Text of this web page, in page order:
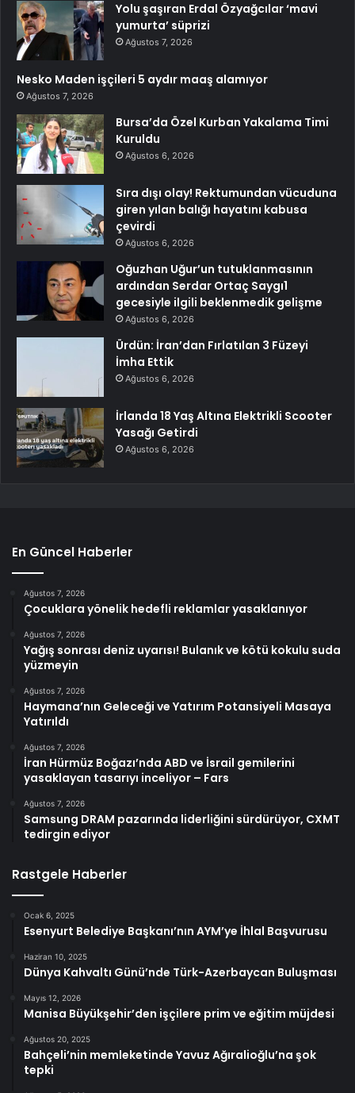
Yolu şaşıran Erdal Özyağcılar ‘mavi
yumurta’ süprizi
Ağustos 7, 2026
Nesko Maden işçileri 5 aydır maaş alamıyor
Ağustos 7, 2026
Bursa’da Özel Kurban Yakalama Timi
Kuruldu
Ağustos 6, 2026
Sıra dışı olay! Rektumundan vücuduna
giren yılan balığı hayatını kabusa
çevirdi
Ağustos 6, 2026
Oğuzhan Uğur’un tutuklanmasının
ardından Serdar Ortaç Saygı1
gecesiyle ilgili beklenmedik gelişme
Ağustos 6, 2026
Ürdün: İran’dan Fırlatılan 3 Füzeyi
İmha Ettik
Ağustos 6, 2026
İrlanda 18 Yaş Altına Elektrikli Scooter
Yasağı Getirdi
Ağustos 6, 2026
En Güncel Haberler
Ağustos 7, 2026
Çocuklara yönelik hedefli reklamlar yasaklanıyor
Ağustos 7, 2026
Yağış sonrası deniz uyarısı! Bulanık ve kötü kokulu suda
yüzmeyin
Ağustos 7, 2026
Haymana’nın Geleceği ve Yatırım Potansiyeli Masaya
Yatırıldı
Ağustos 7, 2026
İran Hürmüz Boğazı’nda ABD ve İsrail gemilerini
yasaklayan tasarıyı inceliyor – Fars
Ağustos 7, 2026
Samsung DRAM pazarında liderliğini sürdürüyor, CXMT
tedirgin ediyor
Rastgele Haberler
Ocak 6, 2025
Esenyurt Belediye Başkanı’nın AYM’ye İhlal Başvurusu
Haziran 10, 2025
Dünya Kahvaltı Günü’nde Türk-Azerbaycan Buluşması
Mayıs 12, 2026
Manisa Büyükşehir’den işçilere prim ve eğitim müjdesi
Ağustos 20, 2025
Bahçeli’nin memleketinde Yavuz Ağıralioğlu’na şok
tepki